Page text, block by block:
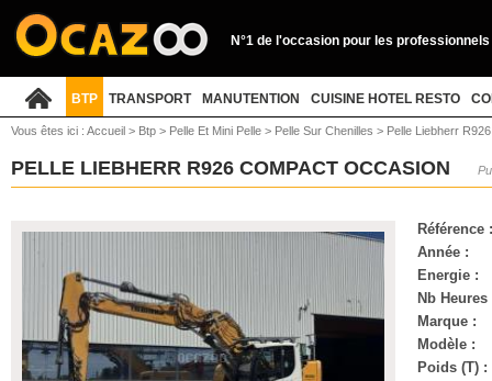
N°1 de l'occasion pour les professionnels
BTP TRANSPORT MANUTENTION CUISINE HOTEL RESTO
Vous êtes ici : Accueil > Btp > Pelle Et Mini Pelle > Pelle Sur Chenilles > Pelle Liebherr
PELLE LIEBHERR R926 COMPACT OCCASION
Référence :
Année :
Energie :
Nb Heures
Marque :
Modèle :
Poids (T) :